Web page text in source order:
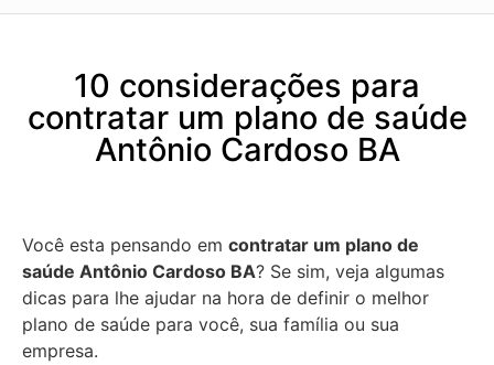
10 considerações para
contratar um plano de saúde
Antônio Cardoso BA
Você esta pensando em contratar um plano de
saúde Antônio Cardoso BA? Se sim, veja algumas
dicas para lhe ajudar na hora de definir o melhor
plano de saúde para você, sua família ou sua
empresa.